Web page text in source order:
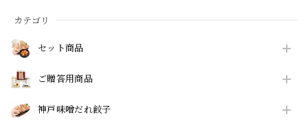
カテゴリ
セット商品
ご贈答用商品
神戸味噌だれ餃子